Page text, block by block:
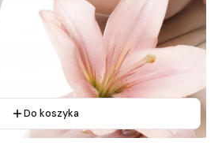
Do koszyka